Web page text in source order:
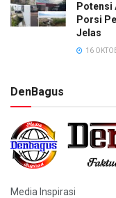
Potensi
Porsi
Jelas
16
DenBagus
Media Inspirasi